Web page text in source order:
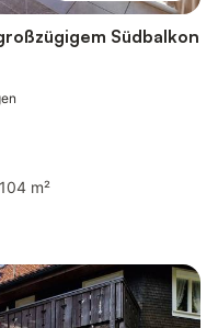
Südbalkon
104 m²